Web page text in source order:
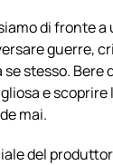
di fronte
guerre,
se stesso.
e scoprire
mai.
del